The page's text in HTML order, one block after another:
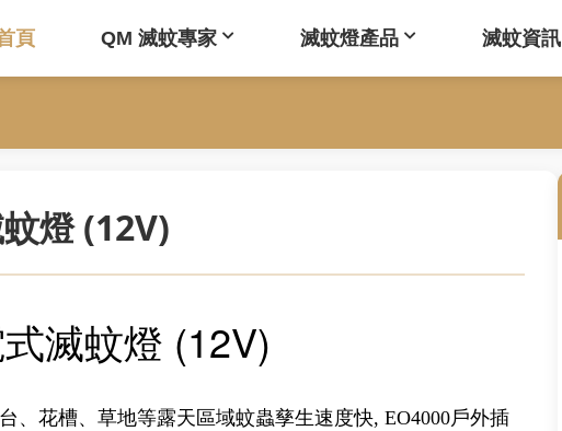
頁 QM 滅蚊專家 滅蚊燈產品 滅蚊資訊
燈 (12V)
滅蚊燈 (12V)
、花槽、草地等露天區域蚊蟲孳生速度快, EO4000戶外插